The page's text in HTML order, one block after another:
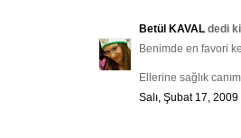
Betül KAVAL dedi
Benimde en favori
Ellerine sağlık
Salı, Şubat 17, 2009